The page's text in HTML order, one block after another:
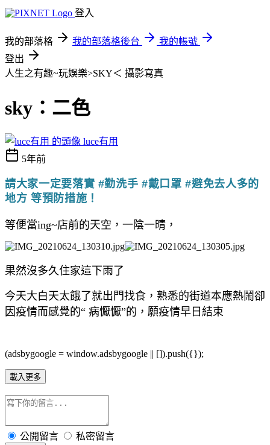
登入
我的部落格 我的部落格後台
我的帳號
登出
人生之有趣~玩娛樂>SKY＜ 攝影寫真
sky：二色
luce有用
5年前
請大家一定要落實 #勤洗手 #戴口罩 #避免去人多的
地方 等預防措施！
等便當ing~店前的天空，一陰一晴，
果然沒多久住家這下雨了
今天大白天太餓了就出門找食，熟悉的街道本應熱鬧卻
因疫情而感覺的“ 病懨懨”的，願疫情早日結束
(adsbygoogle = window.adsbygoogle || []).push({});
載入更多
公開留言 私密留言